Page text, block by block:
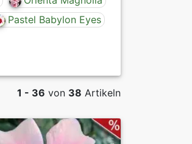
Pastel Babylon Eyes
1 - 36 von 38 Artikeln